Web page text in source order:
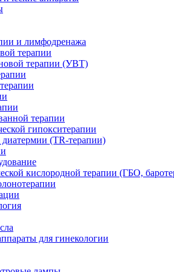
и лимфодренажа
терапии
терапии (УВТ)
терапии
гипокситерапии
(TR-терапии)
кислородной терапии (ГБО,
для гинекологии